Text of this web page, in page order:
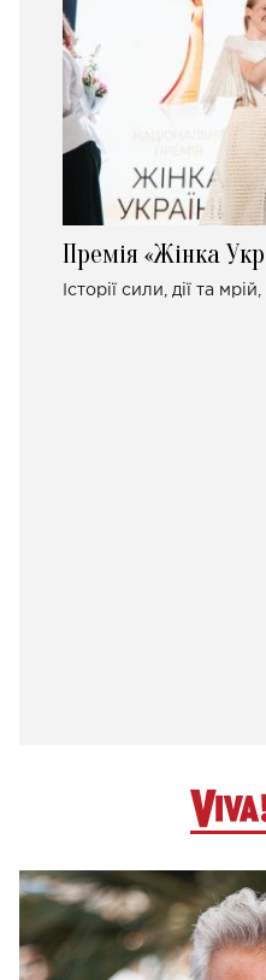
Премія «Жінка
Історії сили, дії та